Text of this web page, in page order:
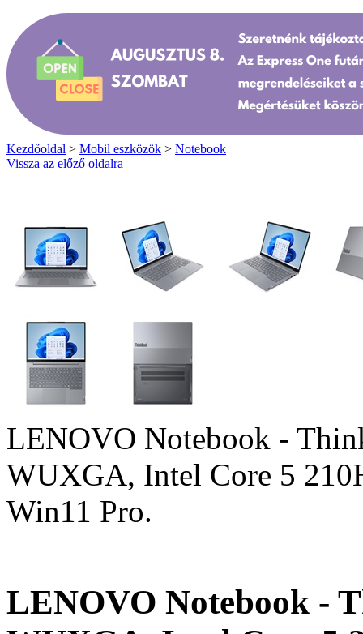
Kezdőoldal > Mobil eszközök > Notebook
Vissza az előző oldalra
LENOVO Notebook -
WUXGA, Intel Core 5
Win11 Pro.
LENOVO Notebook -